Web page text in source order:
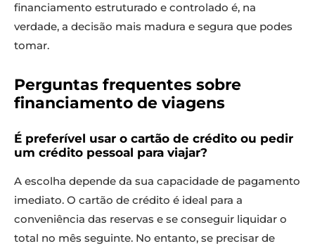
financiamento estruturado e controlado é, na
verdade, a decisão mais madura e segura que podes
tomar.
Perguntas frequentes sobre
financiamento de viagens
É preferível usar o cartão de crédito ou pedir
um crédito pessoal para viajar?
A escolha depende da sua capacidade de pagamento
imediato. O cartão de crédito é ideal para a
conveniência das reservas e se conseguir liquidar o
total no mês seguinte. No entanto, se precisar de